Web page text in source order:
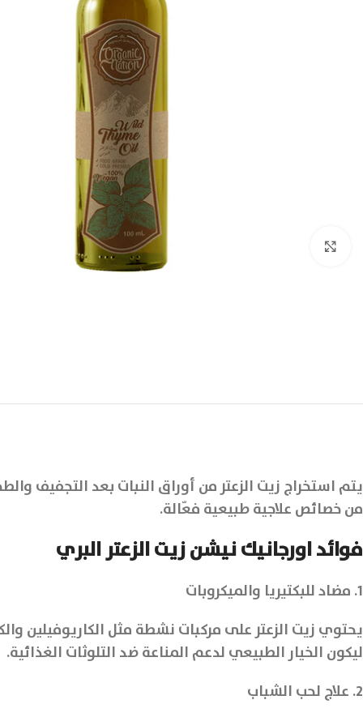
يتم استخراج زيت الزعتر من أوراق النبات بعد التجفيف
من خصائص علاجية طبيعية فعّالة.
فوائد اورجانيك نيشن زيت الزعتر البري
1. مضاد للبكتيريا والميكروبات
يحتوي زيت الزعتر على مركبات نشطة مثل الكاريوفيلين
ليكون الخيار الطبيعي لدعم المناعة ضد التلوثات الغذائية.
2. علاج لحب الشباب